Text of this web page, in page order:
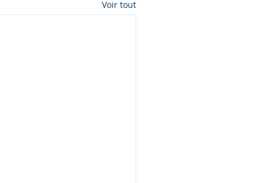
Voir tout